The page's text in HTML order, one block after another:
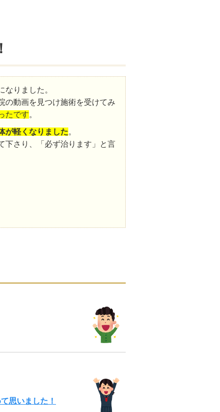
なりました。
の動画を見つけ施術を受けてみ
たです。
が軽くなりました。
下さり、「必ず治ります」と言
思いました！